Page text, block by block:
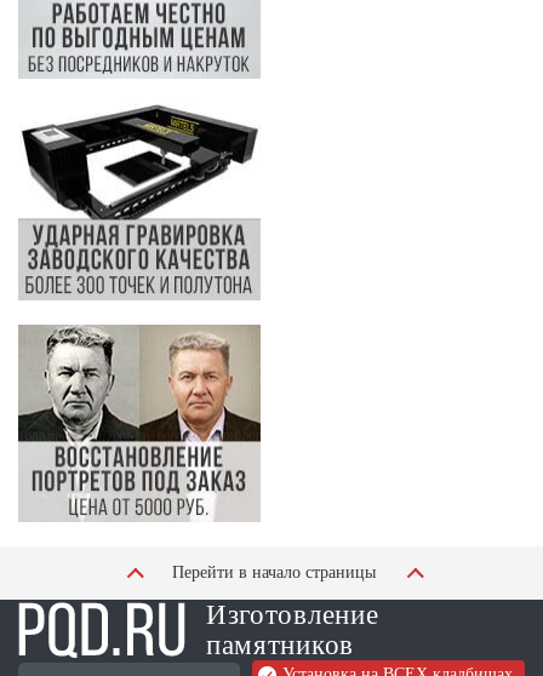
Перейти в начало страницы
Изготовление
памятников